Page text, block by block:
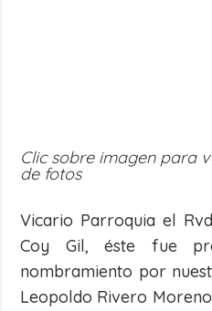
Clic sobre imagen para
de fotos
Vicario Parroquia el
Coy Gil, éste fue
nombramiento por
Leopoldo Rivero